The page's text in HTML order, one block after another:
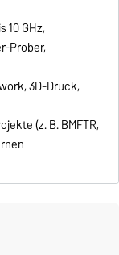
GHz,
Prober,
3D-Druck,
(z. B. BMFTR,